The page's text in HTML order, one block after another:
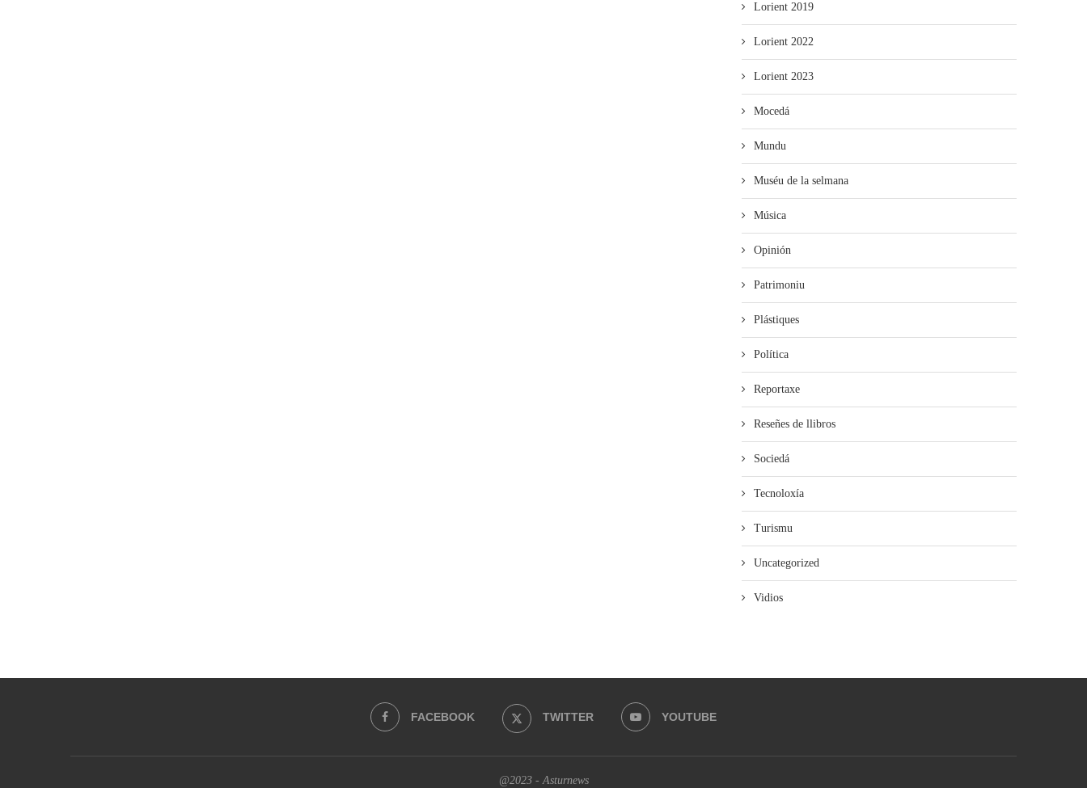
Lorient 2019
Lorient 2022
Lorient 2023
Mocedá
Mundu
Muséu de la selmana
Música
Opinión
Patrimoniu
Plástiques
Política
Reportaxe
Reseñes de llibros
Sociedá
Tecnoloxía
Turismu
Uncategorized
Vidios
FACEBOOK TWITTER YOUTUBE
@2023 - Asturnews